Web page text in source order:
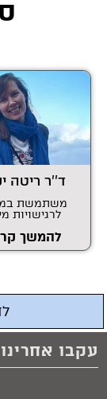
ד''ר ריטה
משתמשת
לרגישויות
להמשך
עקבו אחרינו